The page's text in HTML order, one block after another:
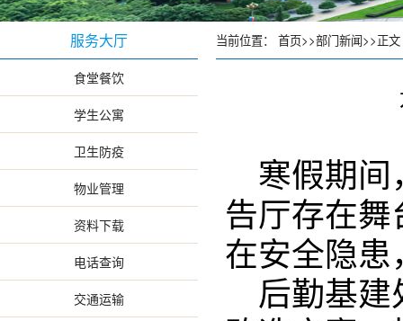
服务大厅
食堂餐饮
学生公寓
卫生防疫
物业管理
资料下载
电话查询
交通运输
当前位置： 首页>>部门新闻>>正文
寒假期间
告厅存在
在安全隐患
后勤基建